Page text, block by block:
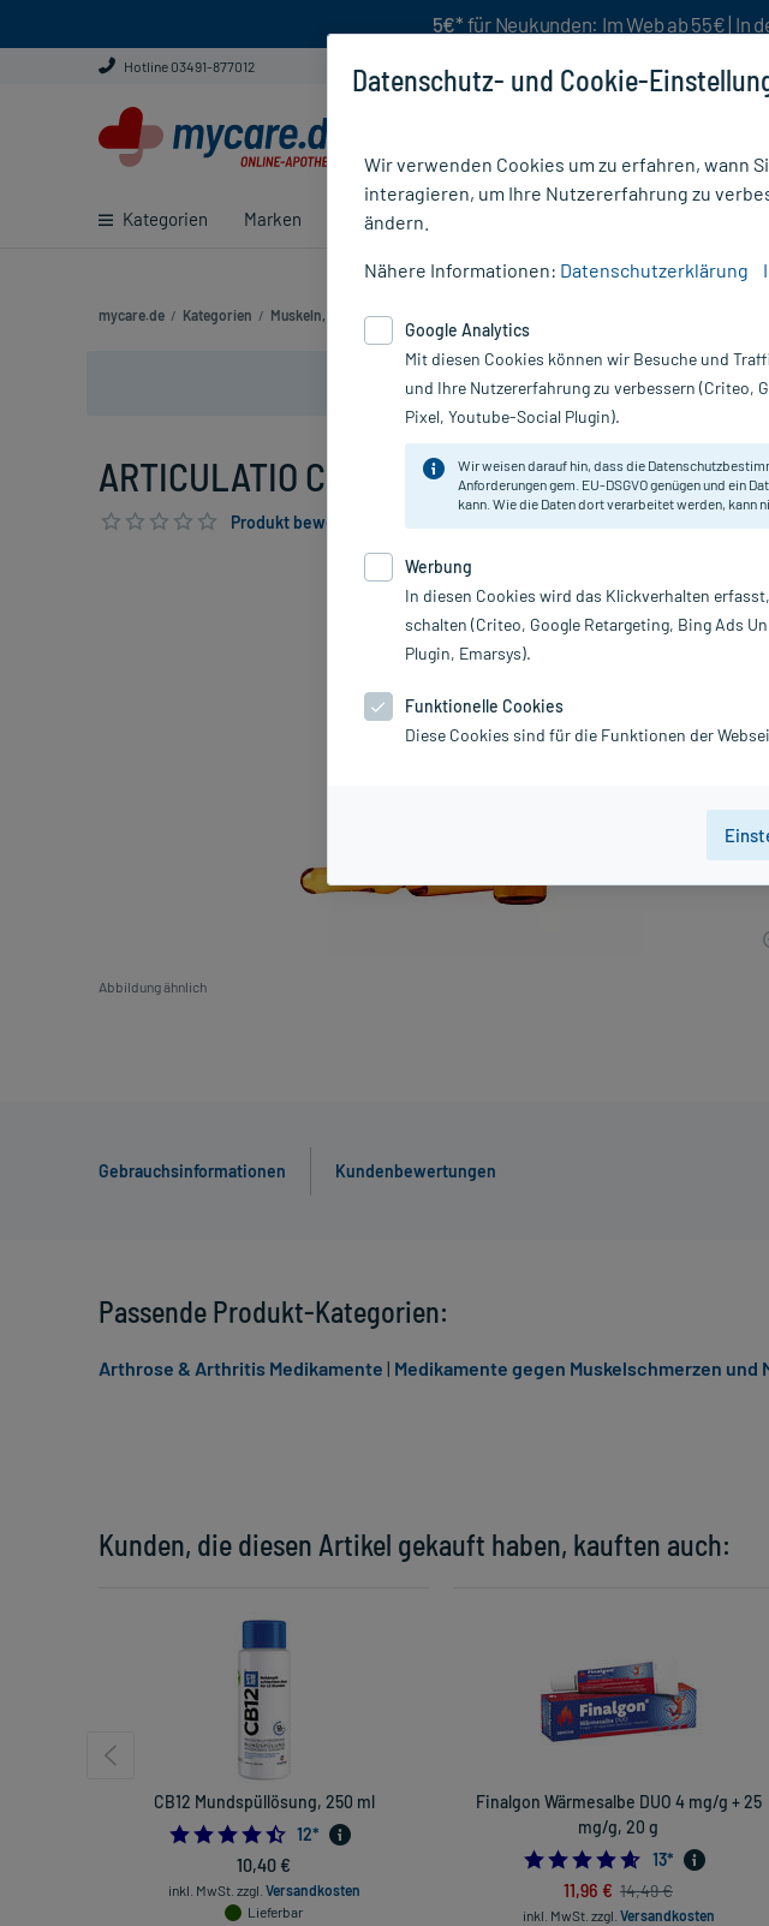
5€* für Neukunden: Im Web ab 55€ | In
Hotline 03491-877012
Kategorien Marken Ratgeber
mycare.de / Kategorien / Muskeln, Knochen & Gelenke
Nur für kurze Zeit:Gratis-
ARTICULATIO COXAE GL D30, 10X1 ml
Produkt bewerten & PlusHerzen sichern
Abbildung ähnlich
Gebrauchsinformationen Kundenbewertungen
Kunden, die diesen Artikel gekauft haben, kauften auch:
CB12 Mundspüllösung, 250 ml
4.5
12*
10,40 €
inkl. MwSt. zzgl. Versandkosten
Lieferbar
Finalgon Wärmesalbe DUO 4 mg/g + 25
mg/g, 20 g
13*
11,96 € 14,49 €
inkl. MwSt. zzgl. Versandkosten
Passende Produkt-Kategorien:
Arthrose & Arthritis Medikamente | Medikamente gegen Muskelschmerzen und
Datenschutz- und Cookie-
Wir verwenden Cookies um zu erfahren, wann
interagieren, um Ihre Nutzererfahrung zu
ändern.
Nähere Informationen: Datenschutzerklärung
Google Analytics
Mit diesen Cookies können wir Besuche und
und Ihre Nutzererfahrung zu verbessern (Criteo,
Pixel, Youtube-Social Plugin).
Wir weisen darauf hin, dass die
Anforderungen gem. EU-DSGVO genügen und ein
kann. Wie die Daten dort verarbeitet werden, kann
Werbung
In diesen Cookies wird das Klickverhalten
schalten (Criteo, Google Retargeting, Bing Ads
Plugin, Emarsys).
Funktionelle Cookies
Diese Cookies sind für die Funktionen der